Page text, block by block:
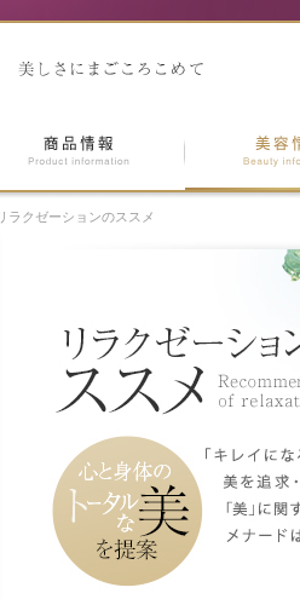
ラクゼーションのススメ